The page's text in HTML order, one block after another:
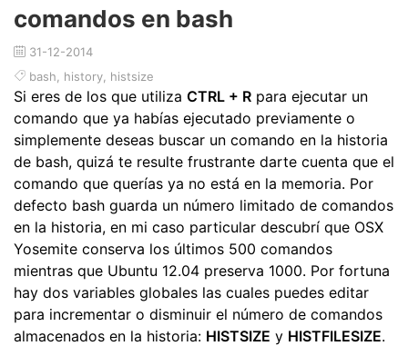
comandos en bash
31-12-2014
bash
history histsize
Si eres de los que utiliza CTRL + R para ejecutar un
comando que ya habías ejecutado previamente o
simplemente deseas buscar un comando en la historia
de bash, quizá te resulte frustrante darte cuenta que el
comando que querías ya no está en la memoria. Por
defecto bash guarda un número limitado de comandos
en la historia, en mi caso particular descubrí que OSX
Yosemite conserva los últimos 500 comandos
mientras que Ubuntu 12.04 preserva 1000. Por fortuna
hay dos variables globales las cuales puedes editar
para incrementar o disminuir el número de comandos
almacenados en la historia: HISTSIZE y HISTFILESIZE.